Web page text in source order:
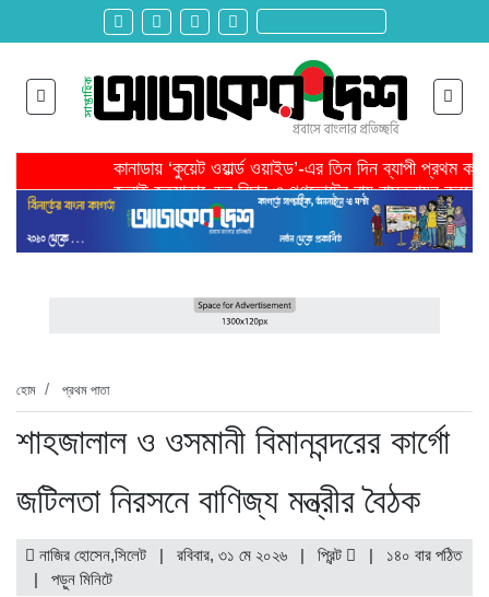
কানাডায় ‘কুয়েট ওয়ার্ল্ড ওয়াইড’-এর তিন দিন ব্যাপী প্রথম
জুলাই হত্যাকাণ্ডের বিচার ও গণভোটের রায় বাস্তবায়ন করতে
তরুণ উদ্ভাবক ও প্রযুক্তি উদ্যোক্তাদের পাশে থাকবে সরকার -
মাদরাসাকে অবহেলা করা শুরু মুজিব সরকারের আমল থেকে-
বাংলাদেশে এসে মার্কিন দূতের ভারতের হাইকমিশনারের সঙ্গে
হবিগঞ্জ ছাত্রদল সভাপতিসহ ১১ জনের বিরুদ্ধে এনসিপির
রাজনৈতিক লড়াইয়ে জিততে হলে সাংস্কৃতিক লড়াইয়ে জিততে
হোম প্রথম পাতা
শাহজালাল ও ওসমানী বিমানবন্দরের কার্গো
জটিলতা নিরসনে বাণিজ্য মন্ত্রীর বৈঠক
নাজির হোসেন,সিলেট | রবিবার, ৩১ মে ২০২৬ | প্রিন্ট | ১৪০ বার পঠিত
| পড়ুন মিনিটে